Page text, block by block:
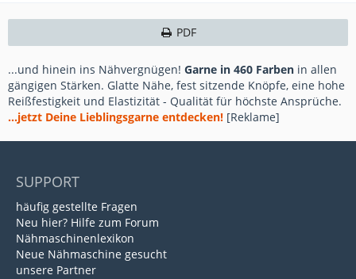
PDF
...und hinein ins Nähvergnügen! Garne in 460 Farben in allen
gängigen Stärken. Glatte Nähe, fest sitzende Knöpfe, eine hohe
Reißfestigkeit und Elastizität - Qualität für höchste Ansprüche.
...jetzt Deine Lieblingsgarne entdecken! [Reklame]
SUPPORT
häufig gestellte Fragen
Neu hier? Hilfe zum Forum
Nähmaschinenlexikon
Neue Nähmaschine gesucht
unsere Partner